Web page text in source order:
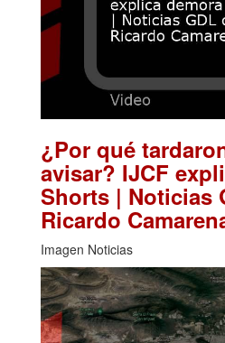
¿Por qué
avisar? IJCF
Shorts | Noticias
Ricardo
Imagen Noticias